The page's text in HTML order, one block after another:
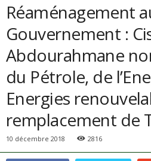
Réaménagement
Gouvernement :
Abdourahmane
du Pétrole, de
Energies
remplacement de
10 décembre 2018 2816